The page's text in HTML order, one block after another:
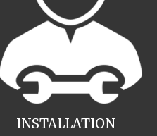
INSTALLATION